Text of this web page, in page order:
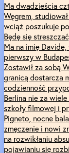
Ma dwadzieścia
Węgrem,
wciąż poszukuje
Będę się
Ma na imię
pierwszy w
Zostawił za sobą
granicą dostarcza
codzienność
Berlina nie za
szkoły filmowej i
Pigneto, nocne
zmęczenie i nowi
na rozwikłaniu
pojawianiu się